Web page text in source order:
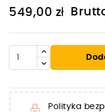
549,00 zł
Polityka